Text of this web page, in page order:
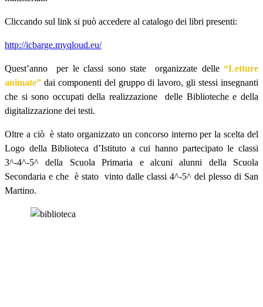
Cliccando sul link si può accedere al catalogo dei libri presenti:
http://icbarge.myqloud.eu/
Quest’anno per le classi sono state organizzate delle “Letture
animate” dai componenti del gruppo di lavoro, gli stessi insegnanti
che si sono occupati della realizzazione
delle Biblioteche e della
digitalizzazione dei testi.
Oltre a ciò è stato organizzato un concorso interno per la scelta del
Logo della Biblioteca d’Istituto a cui hanno partecipato le classi
3^-4^-5^ della Scuola Primaria e alcuni alunni della Scuola
Secondaria e che è stato vinto dalle classi 4^-5^ del plesso di San
Martino.